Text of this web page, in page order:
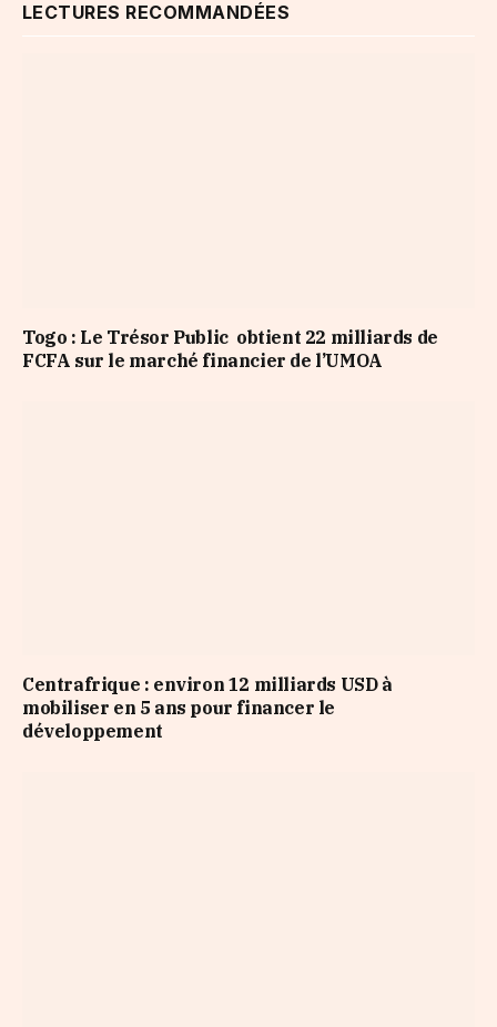
LECTURES RECOMMANDÉES
Togo : Le Trésor Public obtient 22 milliards de
FCFA sur le marché financier de l’UMOA
Centrafrique : environ 12 milliards USD à
mobiliser en 5 ans pour financer le
développement